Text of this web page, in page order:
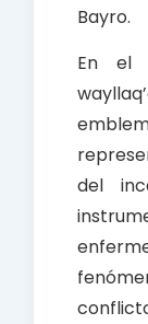
Bayro.
En el
del